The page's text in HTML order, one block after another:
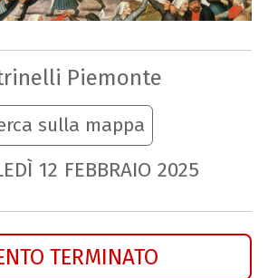
Piemonte
sulla mappa
12 FEBBRAIO 2025
TERMINATO